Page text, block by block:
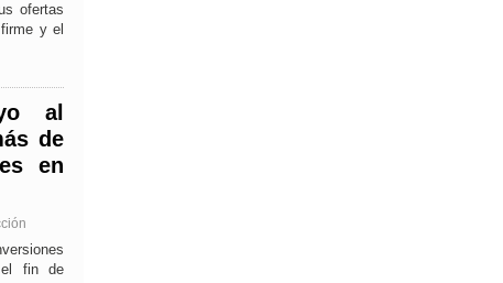
ofertas
y el
al
de
en
el fin de